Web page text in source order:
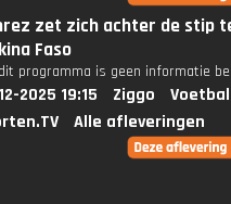
zet zich achter de stip
Faso
programma is geen informatie
2025 19:15 Ziggo
Alle afleveringen